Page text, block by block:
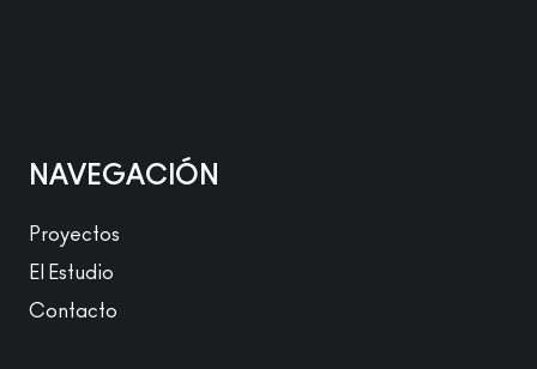
NAVEGACIÓN
Proyectos
El Estudio
Contacto